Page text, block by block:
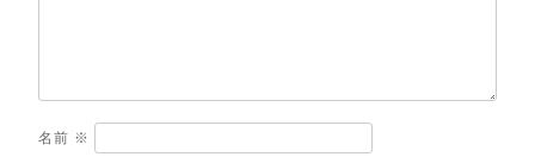
名前 ※